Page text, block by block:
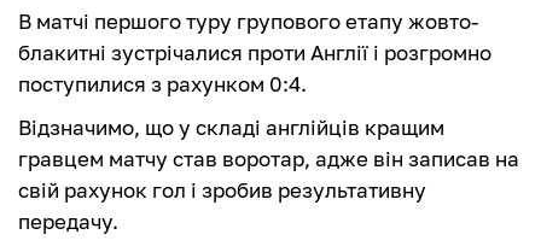
В матчі першого туру групового етапу жовто-
блакитні зустрічалися проти Англії і розгромно
поступилися з рахунком 0:4.
Відзначимо, що у складі англійців кращим
гравцем матчу став воротар, адже він записав на
свій рахунок гол і зробив результативну
передачу.